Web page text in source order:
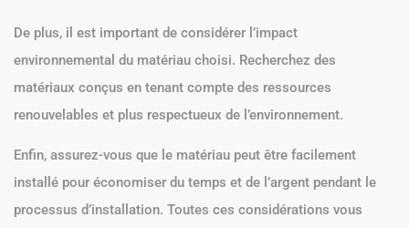
De plus, il est important de considérer l’impact
environnemental du matériau choisi. Recherchez des
matériaux conçus en tenant compte des ressources
renouvelables et plus respectueux de l’environnement.
Enfin, assurez-vous que le matériau peut être facilement
installé pour économiser du temps et de l’argent pendant le
processus d’installation. Toutes ces considérations vous